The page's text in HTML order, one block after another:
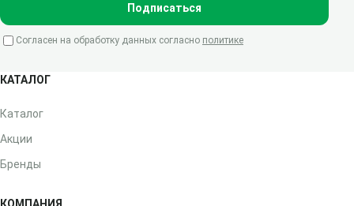
Подписаться
Согласен на обработку данных согласно политике
КАТАЛОГ
Каталог
Акции
Бренды